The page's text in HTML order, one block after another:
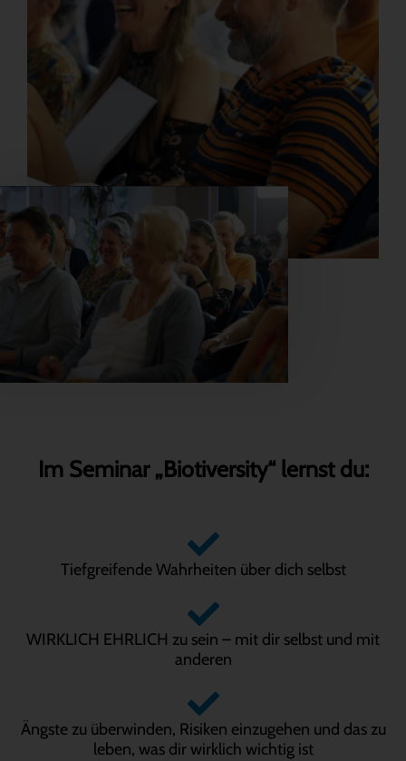
Im Seminar „Biotiversity“ lernst du:
Tiefgreifende Wahrheiten über dich selbst
WIRKLICH EHRLICH zu sein – mit dir selbst und mit
anderen
Ängste zu überwinden, Risiken einzugehen und das zu
leben, was dir wirklich wichtig ist